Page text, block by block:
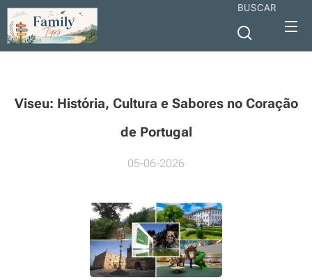
BUSCAR
Viseu: História, Cultura e Sabores no Coração
de Portugal
05-06-2026